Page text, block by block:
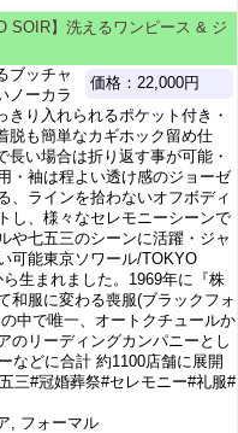
SOIR】洗えるワンピース & ジ
価格：22,000円
ブッチャ
ノーカラ
きり入れられるポケット付き・
脱も簡単なカギホック留め仕
長い場合は折り返す事が可能・
・袖は程よい透け感のジョーゼ
、ラインを拾わないオフボディ
し、様々なセレモニーシーンで
や七五三のシーンに活躍・ジャ
可能東京ソワール/TOKYO
生まれました。1969年に『株
和服に変わる喪服(ブラックフォ
中で唯一、オートクチュールか
のリーディングカンパニーとし
などに合計 約1100店舗に展開
三#冠婚葬祭#セレモニー#礼服#
, フォーマル